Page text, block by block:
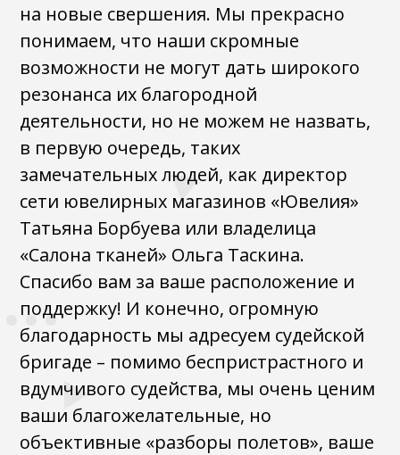
на новые свершения. Мы прекрасно
понимаем, что наши скромные
возможности не могут дать широкого
резонанса их благородной
деятельности, но не можем не назвать,
в первую очередь, таких
замечательных людей, как директор
сети ювелирных магазинов «Ювелия»
Татьяна Борбуева или владелица
«Салона тканей» Ольга Таскина.
Спасибо вам за ваше расположение и
поддержку! И конечно, огромную
благодарность мы адресуем судейской
бригаде – помимо беспристрастного и
вдумчивого судейства, мы очень ценим
ваши благожелательные, но
объективные «разборы полетов», ваше